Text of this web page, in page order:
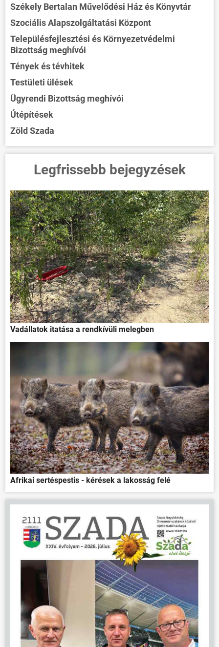
Székely Bertalan Művelődési Ház és Könyvtár
Szociális Alapszolgáltatási Központ
Településfejlesztési és Környezetvédelmi
Bizottság meghívói
Tények és tévhitek
Testületi ülések
Ügyrendi Bizottság meghívói
Útépítések
Zöld Szada
Legfrissebb bejegyzések
Vadállatok itatása a rendkívüli melegben
Afrikai sertéspestis - kérések a lakosság felé